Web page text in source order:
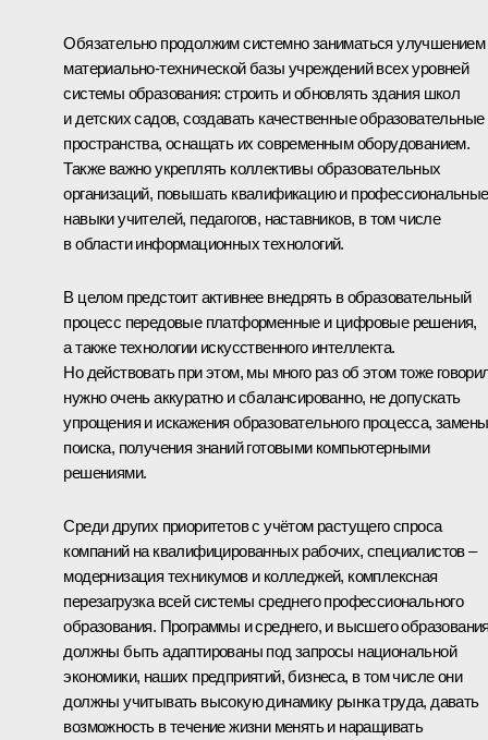
Обязательно продолжим системно заниматься улучшением
материально-технической базы учреждений всех уровней
системы образования: строить и обновлять здания школ
и детских садов, создавать качественные образовательные
пространства, оснащать их современным оборудованием.
Также важно укреплять коллективы образовательных
организаций, повышать квалификацию и профессиональные
навыки учителей, педагогов, наставников, в том числе
в области информационных технологий.
В целом предстоит активнее внедрять в образовательный
процесс передовые платформенные и цифровые решения,
а также технологии искусственного интеллекта.
Но действовать при этом, мы много раз об этом тоже
нужно очень аккуратно и сбалансированно, не допускать
упрощения и искажения образовательного процесса, замены
поиска, получения знаний готовыми компьютерными
решениями.
Среди других приоритетов с учётом растущего спроса
компаний на квалифицированных рабочих, специалистов –
модернизация техникумов и колледжей, комплексная
перезагрузка всей системы среднего профессионального
образования. Программы и среднего, и высшего
должны быть адаптированы под запросы национальной
экономики, наших предприятий, бизнеса, в том числе они
должны учитывать высокую динамику рынка труда, давать
возможность в течение жизни менять и наращивать